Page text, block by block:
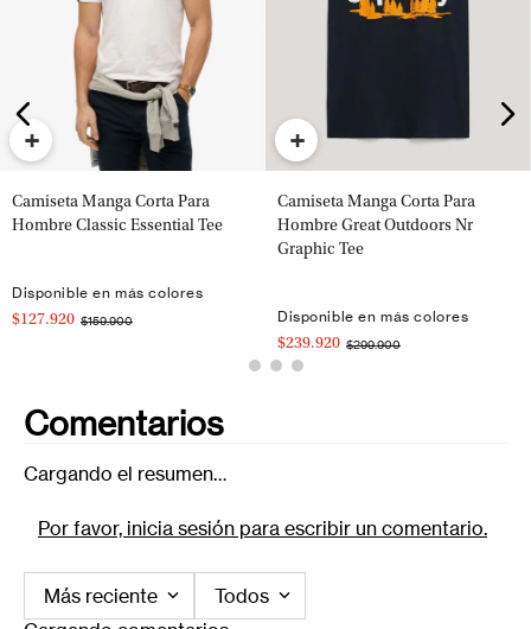
+
Camiseta Manga Corta Para
Hombre Classic Essential Tee
Disponible en más colores
$127.920 $159.900
+
Camiseta Manga Corta Para
Hombre Great Outdoors Nr
Graphic Tee
Disponible en más colores
$239.920 $299.900
Comentarios
Cargando el resumen…
Por favor, inicia sesión para escribir un comentario.
Más reciente
Todos